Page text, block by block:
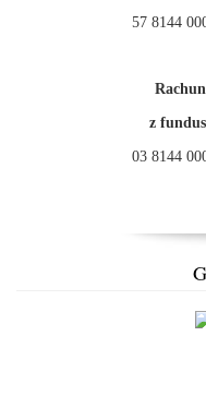
57 8144
z
03 8144